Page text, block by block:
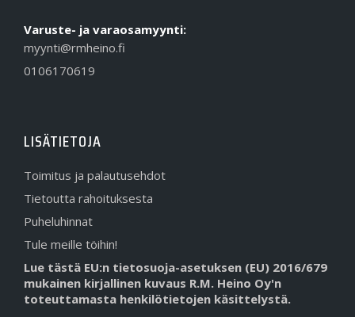
Varuste- ja varaosamyynti:
myynti@rmheino.fi
0106170619
LISÄTIETOJA
Toimitus ja palautusehdot
Tietoutta rahoituksesta
Puheluhinnat
Tule meille töihin!
Lue tästä EU:n tietosuoja-asetuksen (EU) 2016/679
mukainen kirjallinen kuvaus R.M. Heino Oy'n
toteuttamasta henkilötietojen käsittelystä.